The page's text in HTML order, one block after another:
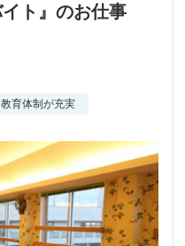
ト』のお仕事
教育体制が充実